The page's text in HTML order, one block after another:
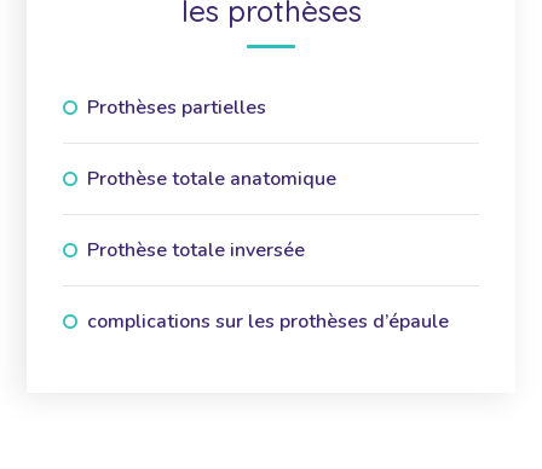
les prothèses
Prothèses partielles
Prothèse totale anatomique
Prothèse totale inversée
complications sur les prothèses d’épaule